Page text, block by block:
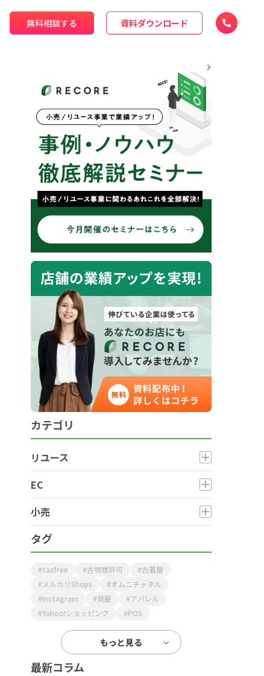
無料相談する 資料ダウンロード
カテゴリ
リユース
EC
小売
タグ
taxfree 古物商許可
古着屋
メルカリShops
オムニチャネル
Instagram
質屋
アパレル
Yahoo!ショッピング
POS
もっと見る
最新コラム